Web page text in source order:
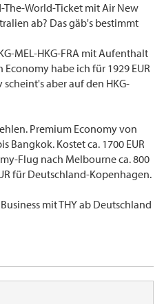
World-Ticket mit Air New
ab? Das gäb's bestimmt
MEL-HKG-FRA mit Aufenthalt
habe ich für 1929 EUR
aber auf den HKG-
Premium Economy von
Bangkok. Kostet ca. 1700 EUR
Flug nach Melbourne ca. 800
für Deutschland-Kopenhagen.
mit THY ab Deutschland